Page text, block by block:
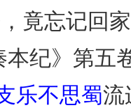
竟忘记回
本纪》第
乐不思蜀流